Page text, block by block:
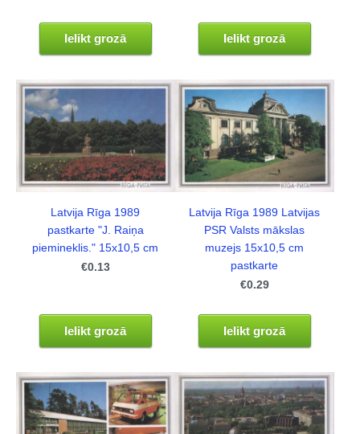
Ielikt grozā Ielikt grozā
Latvija Rīga 1989
pastkarte "J. Raiņa
piemineklis." 15x10,5 cm
€0.13
Ielikt grozā
Latvija Rīga 1989 Latvijas
PSR Valsts mākslas
muzejs 15x10,5 cm
pastkarte
€0.29
Ielikt grozā